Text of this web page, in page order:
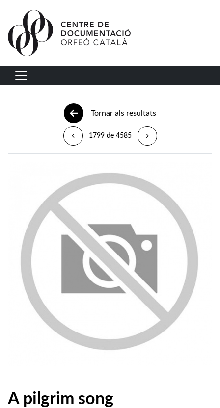
Vés al contingut
Navegació principal
Tornar als resultats
1799 de 4585
A pilgrim song